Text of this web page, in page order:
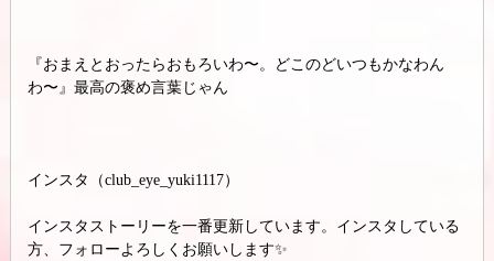
『おまえとおったらおもろいわ〜。どこのどいつもかなわん
わ〜』最高の褒め言葉じゃん
インスタ（club_eye_yuki1117）
インスタストーリーを一番更新しています。インスタしている
方、フォローよろしくお願いします✨